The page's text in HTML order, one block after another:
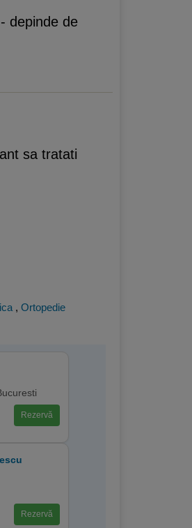
depinde de
sa tratati
, Ortopedie
Rezervă
Rezervă